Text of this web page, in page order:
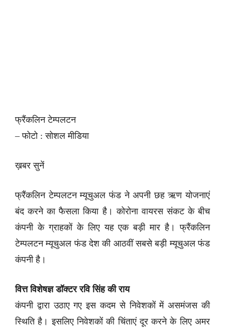
फ्रैंकलिन टेम्पलटन
– फोटो : सोशल मीडिया
ख़बर सुनें
फ्रैंकलिन टेम्पलटन म्यूचुअल फंड ने अपनी छह ऋण योजनाएं
बंद करने का फैसला किया है। कोरोना वायरस संकट के बीच
कंपनी के ग्राहकों के लिए यह एक बड़ी मार है। फ्रैंकलिन
टेम्पलटन म्यूचुअल फंड देश की आठवीं सबसे बड़ी म्यूचुअल फंड
कंपनी है।
वित्त विशेषज्ञ डॉक्टर रवि सिंह की राय
कंपनी द्वारा उठाए गए इस कदम से निवेशकों में असमंजस की
स्थिति है। इसलिए निवेशकों की चिंताएं दूर करने के लिए अमर